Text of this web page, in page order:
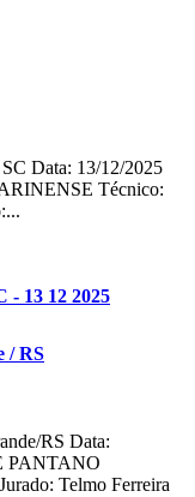
Data: 13/12/2025
Técnico:
- 13 12 2025
/ RS
RS Data:
PANTANO
Telmo Ferreira